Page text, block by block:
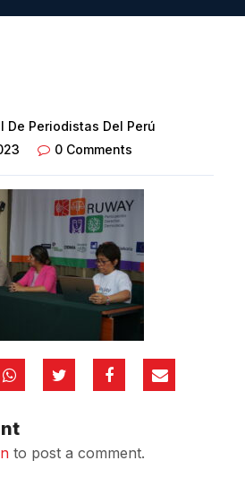
De Periodistas Del Perú
0 Comments
to post a comment.